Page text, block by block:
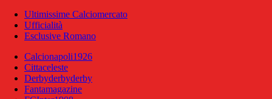
Ultimissime Calciomercato
Ufficialità
Esclusive Romano
Calcionapoli1926
Cittaceleste
Derbyderbyderby
Fantamagazine